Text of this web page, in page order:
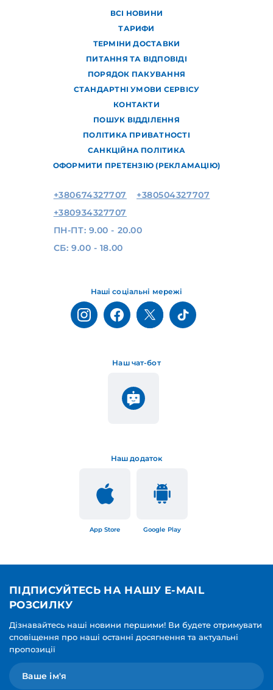
ВСІ НОВИНИ
ТАРИФИ
ТЕРМІНИ ДОСТАВКИ
ПИТАННЯ ТА ВІДПОВІДІ
ПОРЯДОК ПАКУВАННЯ
СТАНДАРТНІ УМОВИ СЕРВІСУ
КОНТАКТИ
ПОШУК ВІДДІЛЕННЯ
ПОЛІТИКА ПРИВАТНОСТІ
САНКЦІЙНА ПОЛІТИКА
ОФОРМИТИ ПРЕТЕНЗІЮ (РЕКЛАМАЦІЮ)
Наш додаток
App Store Google Play
Наш чат-бот
Наші соціальні мережі
+380674327707
+380504327707
+380934327707
ПН-ПТ: 9.00 - 20.00
СБ: 9.00 - 18.00
ПІДПИСУЙТЕСЬ НА НАШУ E-MAIL
РОЗСИЛКУ
Дізнавайтесь наші новини першими! Ви будете отримувати
сповіщення про наші останні досягнення та актуальні
пропозиції